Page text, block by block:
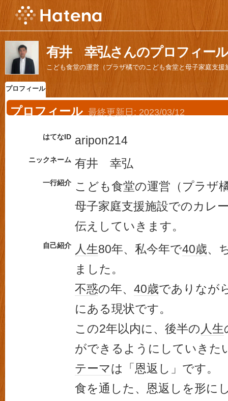
有井 幸弘さんのプロフィール
こども食堂の運営（プラザ橘でのこども食堂と母子家庭支
プロフィール
プロフィール 最終更新日: 2023/03/12
はてなID aripon214
ニックネーム 有井 幸弘
一行紹介 こども食堂の運営（プラザ
母子家庭支援施設でのカレ
伝えしていきます。
自己紹介 人生80年、私今年で40歳、
ました。
不惑の年、 40歳でありなが
にある現状です。
この2年以内に、後半の人生
ができるようにしていきた
テーマは「恩返し」です。
食を通した、恩返しを形に